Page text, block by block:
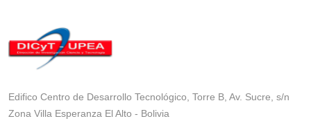
Edifico Centro de Desarrollo Tecnológico, Torre B, Av. Sucre, s/n
Zona Villa Esperanza El Alto - Bolivia